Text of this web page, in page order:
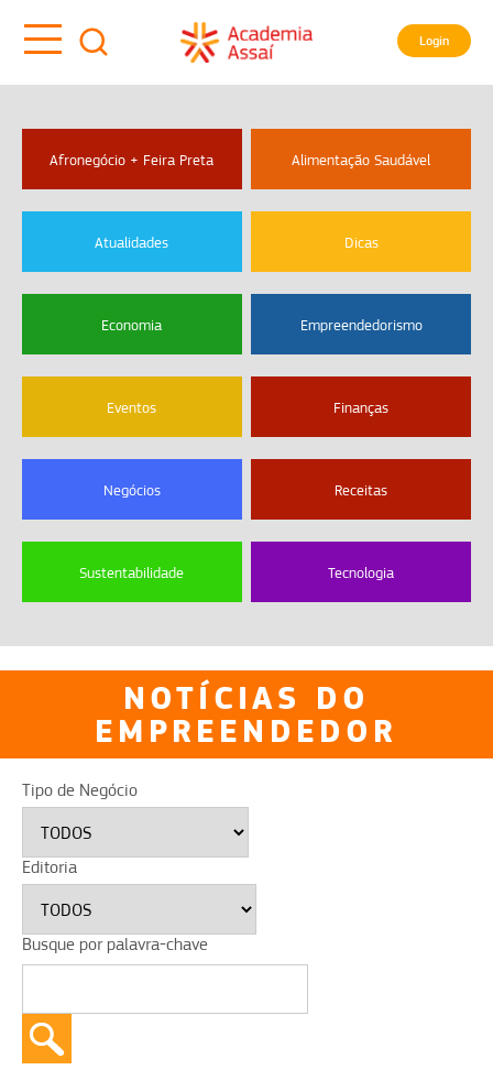
Login
Afronegócio + Feira Preta Alimentação Saudável
Atualidades Dicas
Economia Empreendedorismo
Eventos Finanças
Negócios Receitas
Sustentabilidade Tecnologia
NOTÍCIAS DO
EMPREENDEDOR
Tipo de Negócio
Editoria
Busque por palavra-chave